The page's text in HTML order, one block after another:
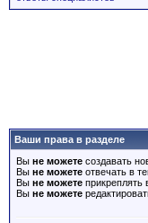
Ваши права в разделе
Вы не можете создавать
Вы не можете отвечать в
Вы не можете прикреплять
Вы не можете